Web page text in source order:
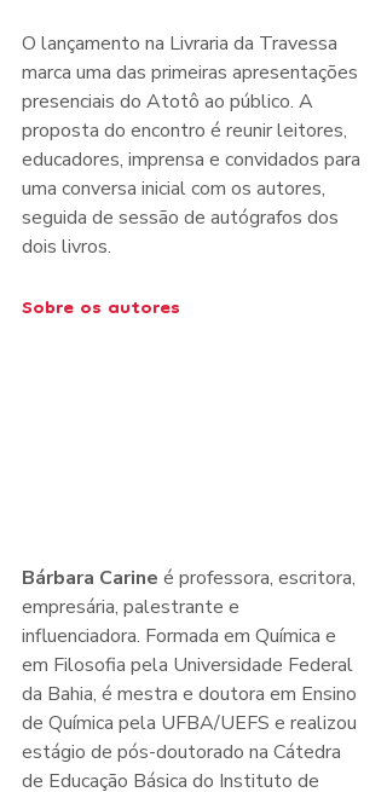
O lançamento na Livraria da Travessa
marca uma das primeiras apresentações
presenciais do Atotô ao público. A
proposta do encontro é reunir leitores,
educadores, imprensa e convidados para
uma conversa inicial com os autores,
seguida de sessão de autógrafos dos
dois livros.
Sobre os autores
Bárbara Carine é professora, escritora,
empresária, palestrante e
influenciadora. Formada em Química e
em Filosofia pela Universidade Federal
da Bahia, é mestra e doutora em Ensino
de Química pela UFBA/UEFS e realizou
estágio de pós-doutorado na Cátedra
de Educação Básica do Instituto de